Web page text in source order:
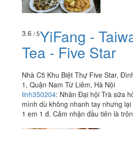
3.6 / 5YiFang -
Tea - Five Star
Nhà C5 Khu Biệt Thự Five Star,
1, Quận Nam Từ Liêm, Hà Nội
linh350204: Nhân Đại hội Trà sữa
mình dù không nhanh tay nhưng
1 em 1 đ. Cảm nhận đầu tiên là